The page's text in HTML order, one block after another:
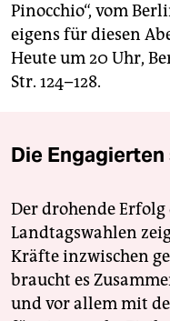
verlag
veranstaltungen
shop
unterstützen
genossenschaft
epaper login
Pinocchio“, vom
eigens für diesen
Heute um 20 Uhr,
Str. 124–128.
Die
Der drohende
Landtagswahlen
Kräfte inzwischen
braucht es
und vor allem mit